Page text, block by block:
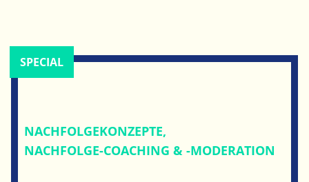
SPECIAL
NACHFOLGEKONZEPTE,
NACHFOLGE-COACHING & -MODERATION